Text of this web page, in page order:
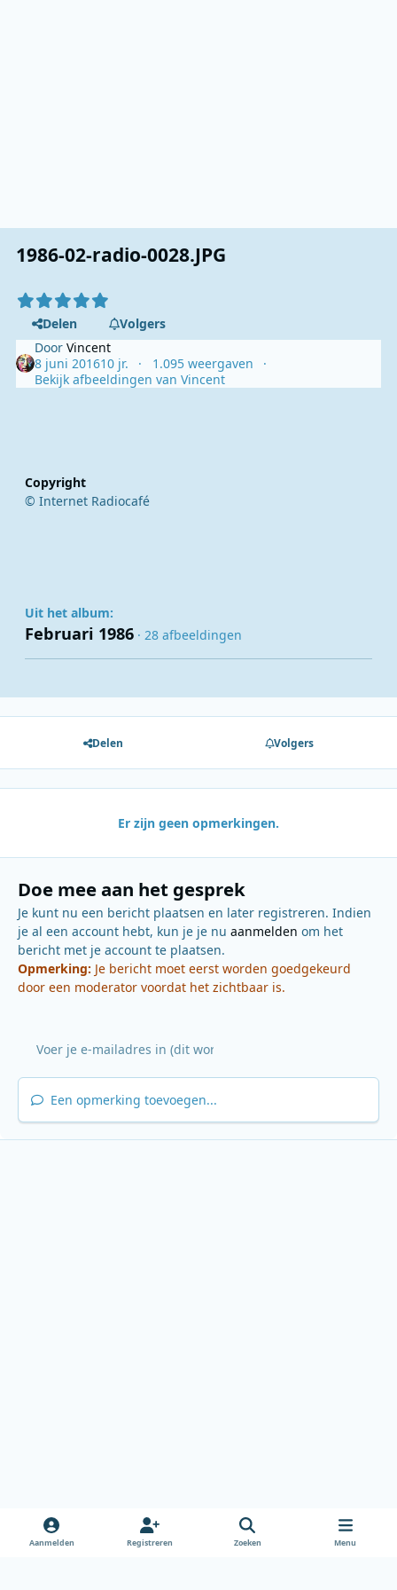
1986-02-radio-0028.JPG
Delen
Volgers
DoorVincent
8 juni 201610 jr.
1.095 weergaven
Bekijk afbeeldingen van Vincent
Copyright
© Internet Radiocafé
Uit het album:
Februari 1986 · 28 afbeeldingen
Delen Volgers
Er zijn geen opmerkingen.
Doe mee aan het gesprek
Je kunt nu een bericht plaatsen en later registreren. Indien
je al een account hebt, kun je je nu aanmelden om het
bericht met je account te plaatsen.
Opmerking: Je bericht moet eerst worden goedgekeurd
door een moderator voordat het zichtbaar is.
Een opmerking toevoegen...
Aanmelden Registreren Zoeken Menu